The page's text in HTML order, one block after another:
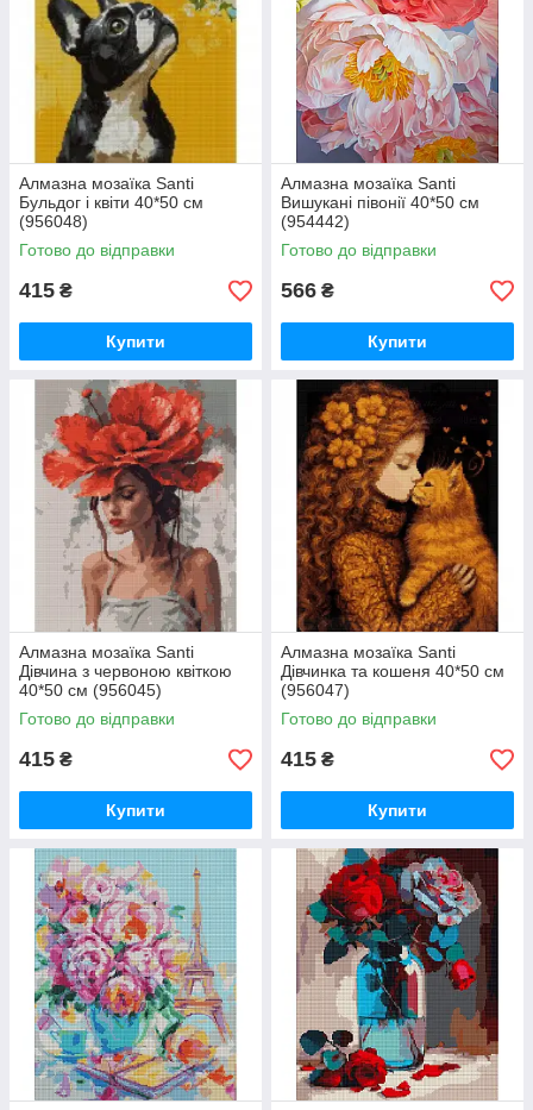
Алмазна мозаїка Santi
Бульдог і квіти 40*50 см
(956048)
Готово до відправки
415 ₴
Купити
Алмазна мозаїка Santi
Вишукані півонії 40*50 см
(954442)
Готово до відправки
566 ₴
Купити
Алмазна мозаїка Santi
Дівчина з червоною квіткою
40*50 см (956045)
Готово до відправки
415 ₴
Купити
Алмазна мозаїка Santi
Дівчинка та кошеня 40*50 см
(956047)
Готово до відправки
415 ₴
Купити